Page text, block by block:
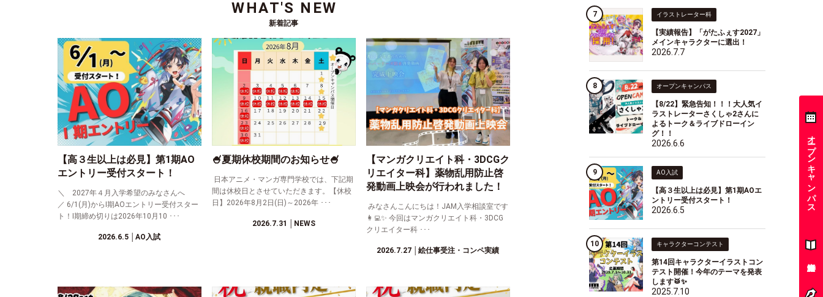
WHAT'S NEW
新着記事
【高３生以上は必見】第1期AO
エントリー受付スタート！
＼ 2027年４月入学希望のみなさんへ
／ 6/1(月)からⅠ期AOエントリー受付スター
ト！Ⅰ期締め切りは2026年10月10 ･･･
2026.6.5 │AO入試
🍧夏期休校期間のお知らせ🍧
日本アニメ・マンガ専門学校では、下記期
間は休校日とさせていただきます。【休校
日】2026年8月2日(日)～2026年 ･･･
2026.7.31 │NEWS
【マンガクリエイト科・3DCGク
リエイター科】薬物乱用防止啓
発動画上映会が行われました！
みなさんこんにちは！JAM入学相談室です
👩‍💻✨ 今回はマンガクリエイト科・3DCG
クリエイター科 ･･･
2026.7.27 │絵仕事受注・コンペ実績
イラストレーター科
【実績報告】「がたふぇす2027」
メインキャラクターに選出！
2026.7.7
オープンキャンパス
【8/22】緊急告知！！！大人気イ
ラストレーターさくしゃ2さんに
よるトーク＆ライブドローイン
グ！！
2026.6.6
AO入試
【高３生以上は必見】第1期AOエ
ントリー受付スタート！
2026.6.5
キャラクターコンテスト
第14回キャラクターイラストコン
テスト開催！今年のテーマを発表
します🥁✨
2025.7.10
オープンキャンパス